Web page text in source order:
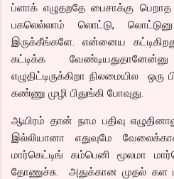
ப்ளாக் எழுதறதே பைசாக்கு
பகலெல்லாம் லொட்டு,
இருக்கீங்களே. என்னைய
கட்டிக்க
எழுதிட்டிருக்கிறா நிலமையில
கண்ணு முழி பிதுங்கி போவுது.
ஆயிரம் தான் நாம பதிவு
இல்லியானா எதுவுமே
மார்கெட்டிங் கம்பெனி மூலமா
தோணுச்சு. அதுக்கான முதல்